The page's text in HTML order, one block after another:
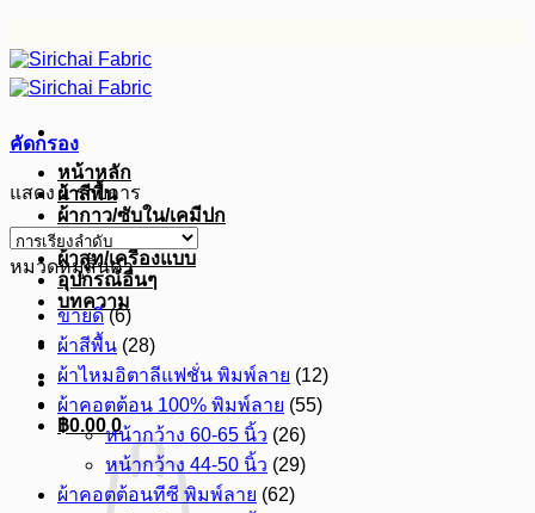
ไป
ยัง
หน้าหลัก
ผ้าสีพื้น
ผ้ากาว/ซับใน/เคมีปก
ผ้าดิบ
ผ้าสูท/เครื่องแบบ
อุปกรณ์อื่นๆ
บทความ
฿0.00 0
คัดกรอง
แสดง 1 รายการ
หมวดหมู่สินค้า
ขายดี (6)
ผ้าสีพื้น (28)
ผ้าไหมอิตาลีแฟชั่น พิมพ์ลาย (12)
ผ้าคอตต้อน 100% พิมพ์ลาย (55)
หน้ากว้าง 60-65 นิ้ว (26)
หน้ากว้าง 44-50 นิ้ว (29)
ผ้าคอตต้อนทีซี พิมพ์ลาย (62)